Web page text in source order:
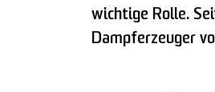
wichtige Rolle.
Dampferzeuger